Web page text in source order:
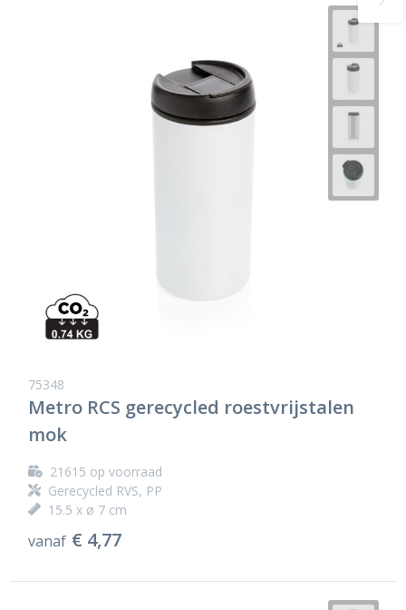
75348
Metro RCS gerecycled roestvrijstalen
mok
21615 op voorraad
Gerecycled RVS, PP
15.5 x ø 7 cm
vanaf € 4,77